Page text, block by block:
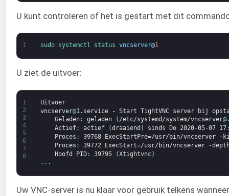
U kunt controleren of het is gestart met dit
1 sudo systemctl status vncserver@1
U ziet de uitvoer:
1
2
3
4
5
6
7
8
Uitvoer
vncserver@1 . service - Start TightVNC server bij
Geladen: geladen ( /etc/systemd/system/vncserver@
Actief: actief (draaiend ) sinds Do 2020-05-07 17
Proces : 39768 ExecStartPre=/usr/bin/vncserver
-
Proces : 39772 ExecStart=/usr/bin/vncserver
-
Hoofd
PID: 39795 (Xtightvnc)
. . .
Uw VNC-server is nu klaar voor gebruik telkens